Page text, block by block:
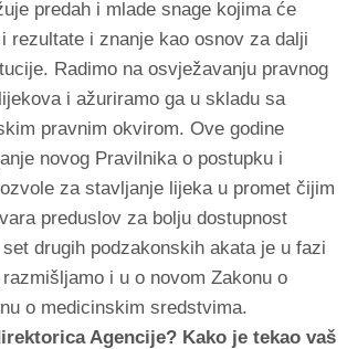
predah i mlade snage kojima će
rezultate i znanje kao osnov za dalji
Radimo na osvježavanju pravnog
i ažuriramo ga u skladu sa
pravnim okvirom. Ove godine
novog Pravilnika o postupku i
za stavljanje lijeka u promet čijim
preduslov za bolju dostupnost
drugih podzakonskih akata je u fazi
i u o novom Zakonu o
o medicinskim sredstvima.
Agencije? Kako je tekao vaš